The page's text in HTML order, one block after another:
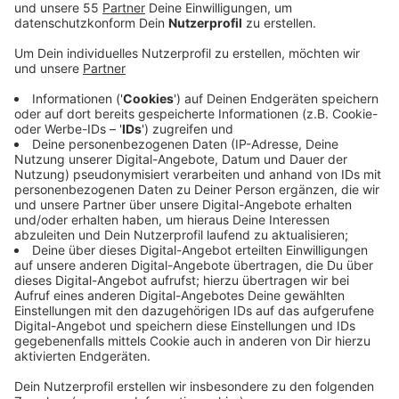
Anzeige
Auch die Anzahl der Fehltage ist bei vielen Krankheiten
zurückgegangen. Bei Erkrankungen des Muskel-
Skelett-Systems sind die Fehltage je 100
Versicherter von 173 auf 151 zurückgegangen.
Dennoch haben die Menschen wegen Erkrankungen
aus diesem Bereich bei uns am Niederrhein am meisten
gefehlt. Die wenigstens Fehltage pro 100 Versicherter
gab es mit 39 bei Erkrankungen des
Verdauungssystems.